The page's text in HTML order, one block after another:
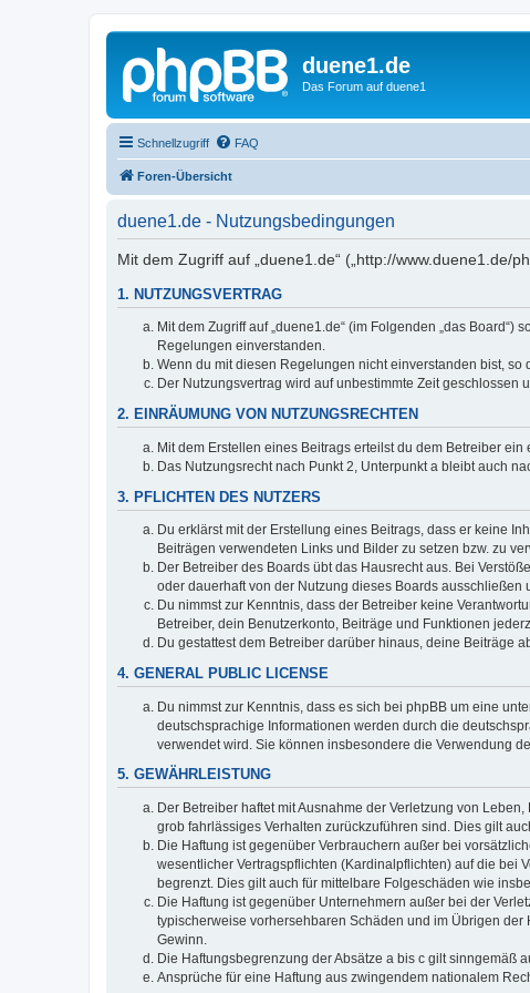
duene1.de
Das Forum auf duene1
Schnellzugriff FAQ
Foren-Übersicht
duene1.de - Nutzungsbedingungen
Mit dem Zugriff auf „duene1.de“ („http://www.duene1.de/
1. NUTZUNGSVERTRAG
Mit dem Zugriff auf „duene1.de“ (im Folgenden „das
Regelungen einverstanden.
Wenn du mit diesen Regelungen nicht einverstanden bist,
Der Nutzungsvertrag wird auf unbestimmte Zeit
2. EINRÄUMUNG VON NUTZUNGSRECHTEN
Mit dem Erstellen eines Beitrags erteilst du dem Betreiber
Das Nutzungsrecht nach Punkt 2, Unterpunkt a bleibt auch
3. PFLICHTEN DES NUTZERS
Du erklärst mit der Erstellung eines Beitrags, dass er keine
Beiträgen verwendeten Links und Bilder zu setzen bzw. zu
Der Betreiber des Boards übt das Hausrecht aus. Bei
oder dauerhaft von der Nutzung dieses Boards ausschließen
Du nimmst zur Kenntnis, dass der Betreiber keine
Betreiber, dein Benutzerkonto, Beiträge und Funktionen
Du gestattest dem Betreiber darüber hinaus, deine Beiträge
4. GENERAL PUBLIC LICENSE
Du nimmst zur Kenntnis, dass es sich bei phpBB um eine unter
deutschsprachige Informationen werden durch die
verwendet wird. Sie können insbesondere die Verwendung
5. GEWÄHRLEISTUNG
Der Betreiber haftet mit Ausnahme der Verletzung von
grob fahrlässiges Verhalten zurückzuführen sind. Dies gilt
Die Haftung ist gegenüber Verbrauchern außer bei
wesentlicher Vertragspflichten (Kardinalpflichten) auf die bei
begrenzt. Dies gilt auch für mittelbare Folgeschäden wie
Die Haftung ist gegenüber Unternehmern außer bei der
typischerweise vorhersehbaren Schäden und im Übrigen
Gewinn.
Die Haftungsbegrenzung der Absätze a bis c gilt sinngemäß
Ansprüche für eine Haftung aus zwingendem nationalem